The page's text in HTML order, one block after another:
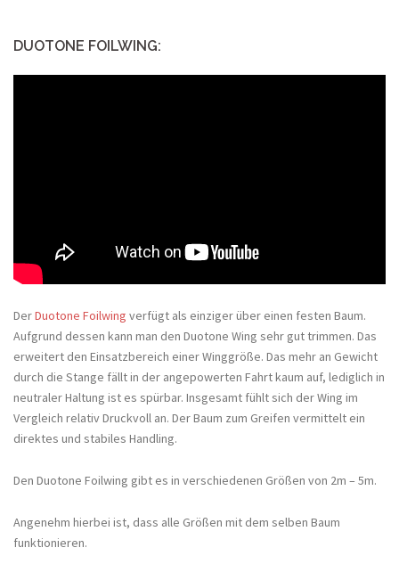
DUOTONE FOILWING:
DerDuotone Foilwing verfügt als einziger über einen festen Baum.
Aufgrund dessen kann man den Duotone Wing sehr gut trimmen. Das
erweitert den Einsatzbereich einer Winggröße. Das mehr an Gewicht
durch die Stange fällt in der angepowerten Fahrt kaum auf, lediglich in
neutraler Haltung ist es spürbar. Insgesamt fühlt sich der Wing im
Vergleich relativ Druckvoll an. Der Baum zum Greifen vermittelt ein
direktes und stabiles Handling.
Den Duotone Foilwing gibt es in verschiedenen Größen von 2m – 5m.
Angenehm hierbei ist, dass alle Größen mit dem selben Baum
funktionieren.